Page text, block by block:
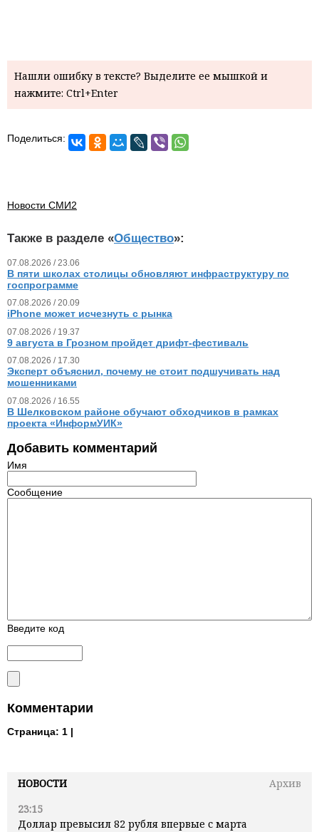
НОВОСТИ
Архив
23:15
Доллар превысил 82 рубля впервые с марта
Нашли ошибку в тексте? Выделите ее мышкой и
нажмите: Ctrl+Enter
Поделиться:
Новости СМИ2
Также в разделе «Общество»:
07.08.2026 / 23.06
В пяти школах столицы обновляют инфраструктуру по
госпрограмме
07.08.2026 / 20.09
iPhone может исчезнуть с рынка
07.08.2026 / 19.37
9 августа в Грозном пройдет дрифт-фестиваль
07.08.2026 / 17.30
Эксперт объяснил, почему не стоит подшучивать над
мошенниками
07.08.2026 / 16.55
В Шелковском районе обучают обходчиков в рамках
проекта «ИнформУИК»
Добавить комментарий
Имя
Сообщение
Введите код
Комментарии
Страница: 1 |